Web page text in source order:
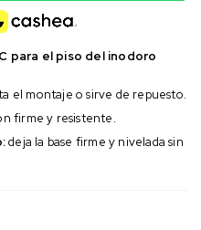
para el piso del inodoro
el montaje o sirve de repuesto.
firme y resistente.
deja la base firme y nivelada sin